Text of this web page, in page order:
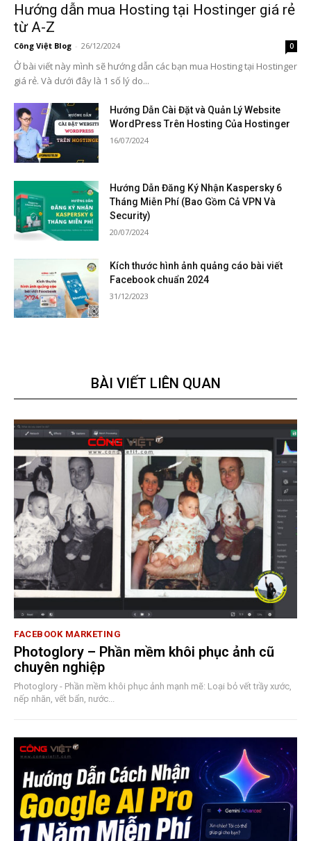
Hướng dẫn mua Hosting tại Hostinger giá rẻ
từ A-Z
Công Việt Blog - 26/12/2024 0
Ở bài viết này mình sẽ hướng dẫn các bạn mua Hosting tại Hostinger
giá rẻ. Và dưới đây là 1 số lý do...
Hướng Dẫn Cài Đặt và Quản Lý Website
WordPress Trên Hosting Của Hostinger
16/07/2024
Hướng Dẫn Đăng Ký Nhận Kaspersky 6
Tháng Miễn Phí (Bao Gồm Cả VPN Và
Security)
20/07/2024
Kích thước hình ảnh quảng cáo bài viết
Facebook chuẩn 2024
31/12/2023
BÀI VIẾT LIÊN QUAN
FACEBOOK MARKETING
Photoglory – Phần mềm khôi phục ảnh cũ
chuyên nghiệp
Photoglory - Phần mềm khôi phục ảnh mạnh mẽ: Loại bỏ vết trầy xước,
nếp nhăn, vết bẩn, nước...